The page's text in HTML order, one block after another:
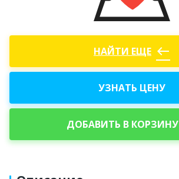
НАЙТИ ЕЩЕ west
УЗНАТЬ ЦЕНУ
ДОБАВИТЬ В КОРЗИНУ